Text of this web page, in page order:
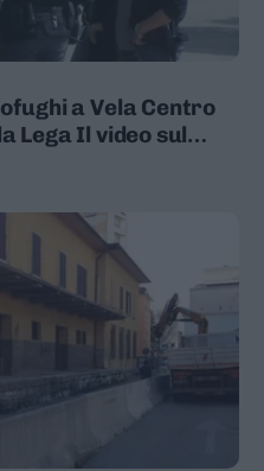
a Vela Centro
Lega Il video sul